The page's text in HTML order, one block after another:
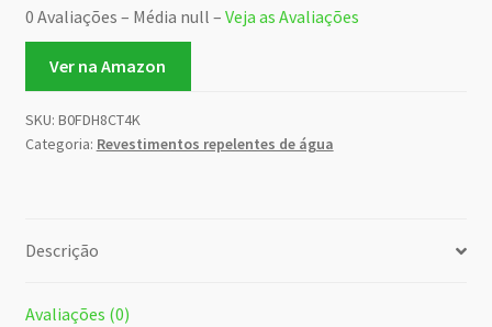
0 Avaliações – Média null – Veja as Avaliações
Ver na Amazon
SKU: B0FDH8CT4K
Categoria: Revestimentos repelentes de água
Descrição
Avaliações (0)